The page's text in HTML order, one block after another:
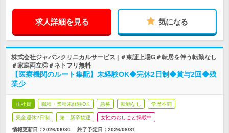
求人詳細を見る 気になる
株式会社ジャパンクリニカルサービス | ＃東証上場G＃転居を伴う転勤なし
＃家庭両立◎＃ネトフリ無料
【医療機関のルート集配】未経験OK◆完休2日制◆賞与2回◆残
業少
正社員 職種・業種未経験OK 急募 転勤なし 学歴不問
完全週休2日制 第二新卒歓迎 女性のおしごと掲載中
情報更新日：2026/06/30 終了予定日： 2026/08/31